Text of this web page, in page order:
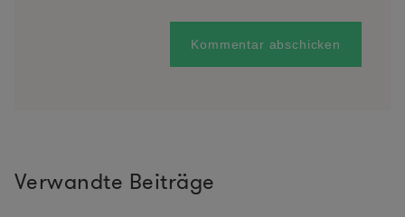
Verwandte Beiträge